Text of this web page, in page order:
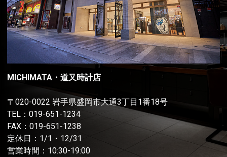
MICHIMATA・道又時計店
〒020-0022 岩手県盛岡市大通3丁目1番18号
TEL： 019-651-1234
FAX：019-651-1238
定休日：1/1・12/31
営業時間：10:30-19:00